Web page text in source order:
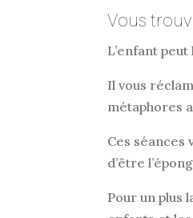
Vous
L’enfant
Il vous
métaphores
Ces
d’être
Pour un plus